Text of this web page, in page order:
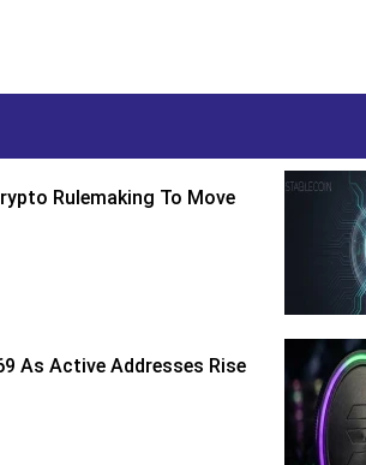
Rulemaking To Move
As Active Addresses Rise